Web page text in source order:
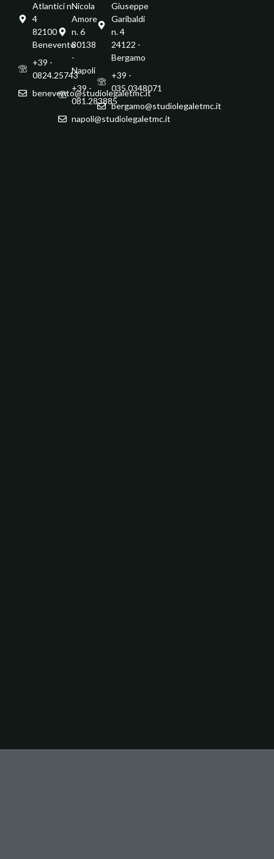
Atlantici n.
4
82100 -
Benevento
+39 -
0824.25743
benevento@studiolegaletmc.it
Nicola
Amore
n. 6
80138
-
Napoli
+39 -
081.283885
napoli@studiolegaletmc.it
Giuseppe
Garibaldi
n. 4
24122 -
Bergamo
+39 -
035.0348071
bergamo@studiolegaletmc.it